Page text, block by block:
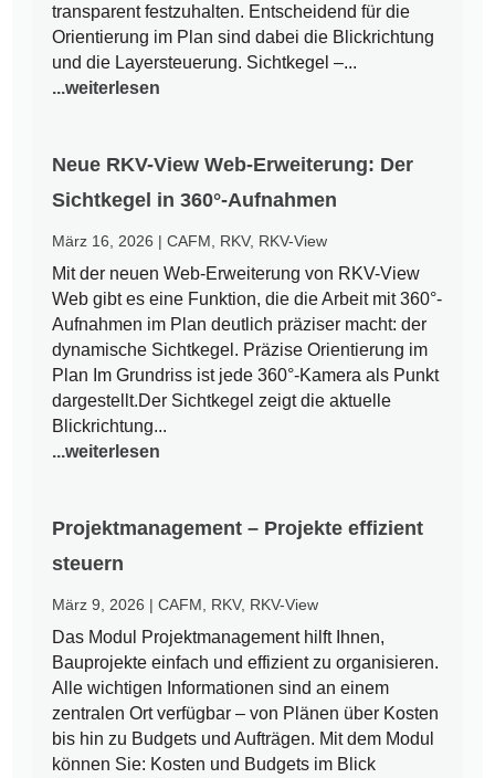
transparent festzuhalten. Entscheidend für die
Orientierung im Plan sind dabei die Blickrichtung
und die Layersteuerung. Sichtkegel –...
...weiterlesen
Neue RKV-View Web-Erweiterung: Der
Sichtkegel in 360°-Aufnahmen
März 16, 2026 |CAFM RKV, RKV-View
Mit der neuen Web-Erweiterung von RKV-View
Web gibt es eine Funktion, die die Arbeit mit 360°-
Aufnahmen im Plan deutlich präziser macht: der
dynamische Sichtkegel. Präzise Orientierung im
Plan Im Grundriss ist jede 360°-Kamera als Punkt
dargestellt.Der Sichtkegel zeigt die aktuelle
Blickrichtung...
...weiterlesen
Projektmanagement – Projekte effizient
steuern
März 9, 2026 |CAFM RKV, RKV-View
Das Modul Projektmanagement hilft Ihnen,
Bauprojekte einfach und effizient zu organisieren.
Alle wichtigen Informationen sind an einem
zentralen Ort verfügbar – von Plänen über Kosten
bis hin zu Budgets und Aufträgen. Mit dem Modul
können Sie: Kosten und Budgets im Blick